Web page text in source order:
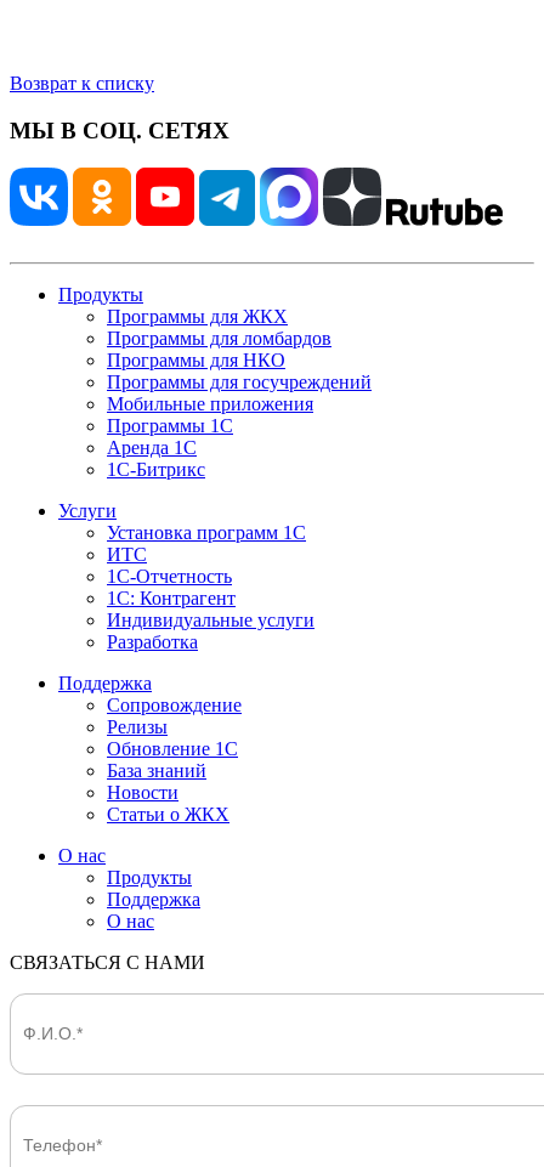
Возврат к списку
МЫ В СОЦ. СЕТЯХ
Продукты
Программы для ЖКХ
Программы для ломбардов
Программы для НКО
Программы для госучреждений
Мобильные приложения
Программы 1С
Аренда 1С
1С-Битрикс
Услуги
Установка программ 1С
ИТС
1С-Отчетность
1С: Контрагент
Индивидуальные услуги
Разработка
Поддержка
Сопровождение
Релизы
Обновление 1С
База знаний
Новости
Статьи о ЖКХ
О нас
Продукты
Поддержка
О нас
СВЯЗАТЬСЯ С НАМИ